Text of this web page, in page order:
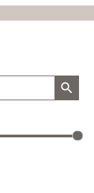
Search Button